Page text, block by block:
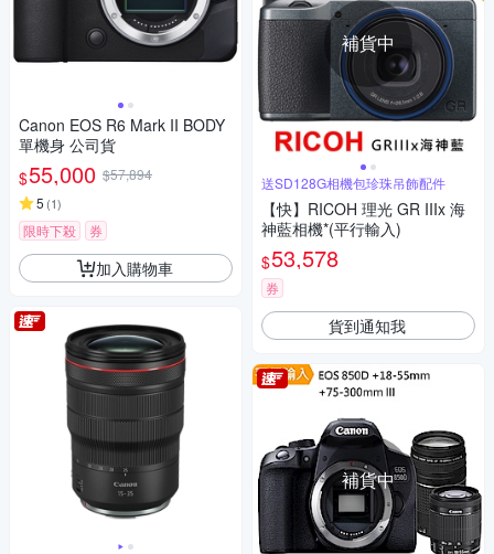
Canon EOS R6 Mark II BODY
單機身 公司貨
$55,000 $57,894
5 (1)
限時下殺 券
加入購物車
補貨中
送SD128G相機包珍珠吊飾配件
【快】RICOH 理光 GR IIIx 海
神藍相機*(平行輸入)
$53,578
券
貨到通知我
補貨中